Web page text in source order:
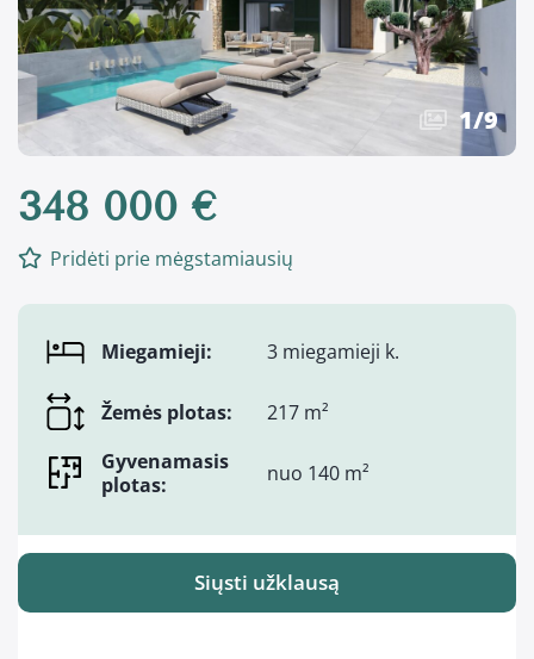
1/9
348 000 €
Pridėti prie mėgstamiausių
Miegamieji: 3 miegamieji k.
Žemės plotas:
217 m²
Gyvenamasis
plotas:
nuo 140 m²
Siųsti užklausą